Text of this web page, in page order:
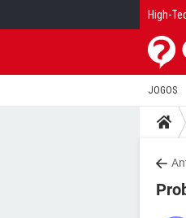
High-
JOGOS